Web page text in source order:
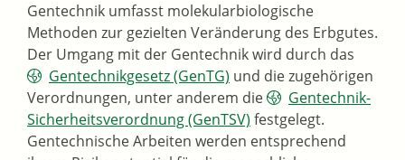
Gentechnik umfasst molekularbiologische
Methoden zur gezielten Veränderung des Erbgutes.
Der Umgang mit der Gentechnik wird durch das
Gentechnikgesetz (GenTG) und die zugehörigen
Verordnungen, unter anderem die
Gentechnik-
Sicherheitsverordnung (GenTSV) festgelegt.
Gentechnische Arbeiten werden entsprechend